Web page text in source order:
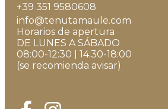
+39 351 9580608
info@tenutamaule.com
Horarios de apertura
DE LUNES A SÁBADO
08:00-12:30 | 14:30-18:00
(se recomienda avisar)